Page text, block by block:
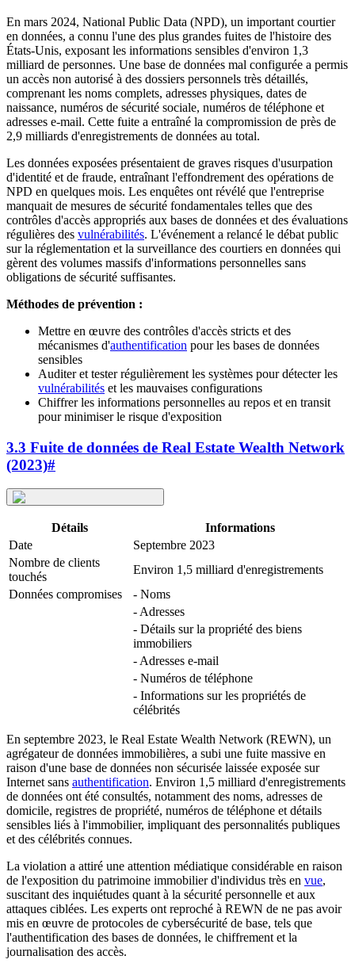
En mars 2024, National Public Data (NPD), un important courtier
en données, a connu l'une des plus grandes fuites de l'histoire des
États-Unis, exposant les informations sensibles d'environ 1,3
milliard de personnes. Une base de données mal configurée a permis
un accès non autorisé à des dossiers personnels très détaillés,
comprenant les noms complets, adresses physiques, dates de
naissance, numéros de sécurité sociale, numéros de téléphone et
adresses e-mail. Cette fuite a entraîné la compromission de près de
2,9 milliards d'enregistrements de données au total.
Les données exposées présentaient de graves risques d'usurpation
d'identité et de fraude, entraînant l'effondrement des opérations de
NPD en quelques mois. Les enquêtes ont révélé que l'entreprise
manquait de mesures de sécurité fondamentales telles que des
contrôles d'accès appropriés aux bases de données et des évaluations
régulières des vulnérabilités. L'événement a relancé le débat public
sur la réglementation et la surveillance des courtiers en données qui
gèrent des volumes massifs d'informations personnelles sans
obligations de sécurité suffisantes.
Méthodes de prévention :
Mettre en œuvre des contrôles d'accès stricts et des
mécanismes d'authentification pour les bases de données
sensibles
Auditer et tester régulièrement les systèmes pour détecter les
vulnérabilités et les mauvaises configurations
Chiffrer les informations personnelles au repos et en transit
pour minimiser le risque d'exposition
3.3 Fuite de données de Real Estate Wealth Network
(2023)#
Détails
Informations
Date
Septembre 2023
Nombre de clients
touchés
Environ 1,5 milliard d'enregistrements
Données compromises
- Noms
- Adresses
- Détails sur la propriété des biens
immobiliers
- Adresses e-mail
- Numéros de téléphone
- Informations sur les propriétés de
célébrités
En septembre 2023, le Real Estate Wealth Network (REWN), un
agrégateur de données immobilières, a subi une fuite massive en
raison d'une base de données non sécurisée laissée exposée sur
Internet sans authentification. Environ 1,5 milliard d'enregistrements
de données ont été consultés, notamment des noms, adresses de
domicile, registres de propriété, numéros de téléphone et détails
sensibles liés à l'immobilier, impliquant des personnalités publiques
et des célébrités connues.
La violation a attiré une attention médiatique considérable en raison
de l'exposition du patrimoine immobilier d'individus très en vue,
suscitant des inquiétudes quant à la sécurité personnelle et aux
attaques ciblées. Les experts ont reproché à REWN de ne pas avoir
mis en œuvre de protocoles de cybersécurité de base, tels que
l'authentification des bases de données, le chiffrement et la
journalisation des accès.